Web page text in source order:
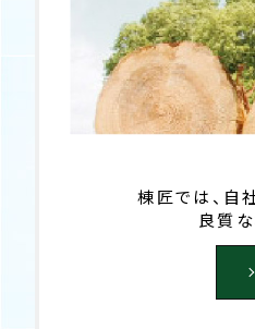
棟匠では、自
良質